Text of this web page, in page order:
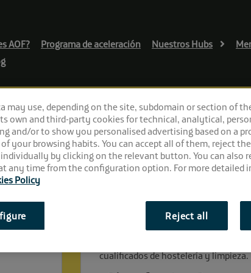
AOF? Programa de aceleración Nuestros Hubs
La idea surgió en 2024 al detectar
falta de una plataforma
cualificados de hostelería y limpieza.
may use, depending on the site, subdomain or section of
own and third-party cookies for technical, analytical,
and/or to show you personalised advertising based on a
your browsing habits. You can accept all of them, reject
by clicking on the relevant button. You can also
any time from the configuration option. For more detailed
Policy
Reject all